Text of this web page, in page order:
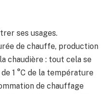
ses usages.
de chauffe, production
chaudière : tout cela se
1 °C de la température
de chauffage